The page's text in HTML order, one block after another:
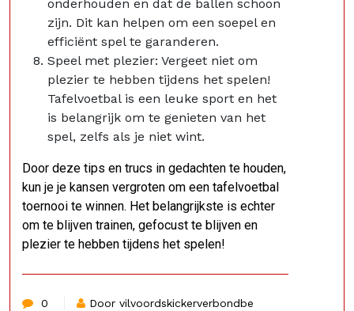
onderhouden en dat de ballen schoon
zijn. Dit kan helpen om een ​​soepel en
efficiënt spel te garanderen.
Speel met plezier: Vergeet niet om
plezier te hebben tijdens het spelen!
Tafelvoetbal is een leuke sport en het
is belangrijk om te genieten van het
spel, zelfs als je niet wint.
Door deze tips en trucs in gedachten te houden,
kun je je kansen vergroten om een tafelvoetbal
toernooi te winnen. Het belangrijkste is echter
om te blijven trainen, gefocust te blijven en
plezier te hebben tijdens het spelen!
0 Door vilvoordskickerverbondbe